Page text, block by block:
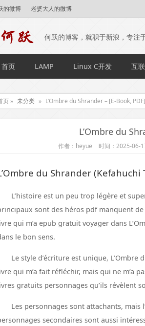
的微博 老婆大人的微博
何跃的博客，就职于新浪，专注
首页 LAMP Linux C开发 互
页 » 未分类 » L’Ombre du Shrander – [E-Book, PDF]
L’Ombre du
作者：heyue 时间：2025-06-
du Shrander (Kefahuchi
L’histoire est un peu trop légère et
sont des héros pdf manquent
qui m’a epub gratuit voyager dans
le bon sens.
Le style d’écriture est unique,
qui m’a fait réfléchir, mais qui ne m’a
gratuits personnages qu’ils révèlent
Les personnages sont attachants,
secondaires sont aussi